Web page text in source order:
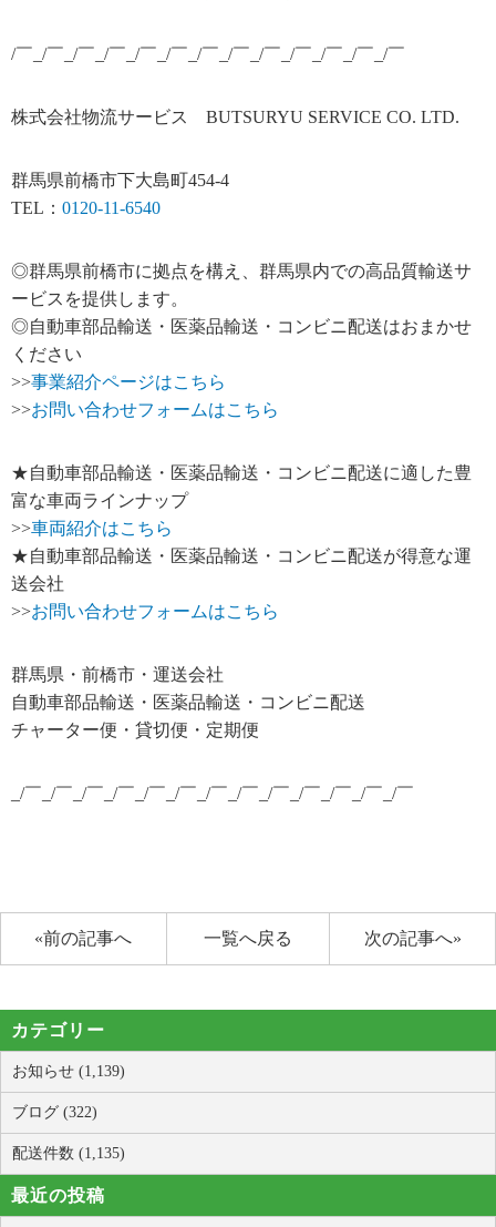
/￣_/￣_/￣_/￣_/￣_/￣_/￣_/￣_/￣_/￣_/￣_/￣_/￣
株式会社物流サービス BUTSURYU SERVICE CO. LTD.
群馬県前橋市下大島町454-4
TEL： 0120-11-6540
◎群馬県前橋市に拠点を構え、群馬県内での高品質輸送サ
ービスを提供します。
◎自動車部品輸送・医薬品輸送・コンビニ配送はおまかせ
ください
>>事業紹介ページはこちら
>>お問い合わせフォームはこちら
★自動車部品輸送・医薬品輸送・コンビニ配送に適した豊
富な車両ラインナップ
>>車両紹介はこちら
★自動車部品輸送・医薬品輸送・コンビニ配送が得意な運
送会社
>>お問い合わせフォームはこちら
群馬県・前橋市・運送会社
自動車部品輸送・医薬品輸送・コンビニ配送
チャーター便・貸切便・定期便
_/￣_/￣_/￣_/￣_/￣_/￣_/￣_/￣_/￣_/￣_/￣_/￣_/￣
«前の記事へ 次の記事へ»
一覧へ戻る
カテゴリー
お知らせ (1,139)
ブログ (322)
配送件数 (1,135)
最近の投稿